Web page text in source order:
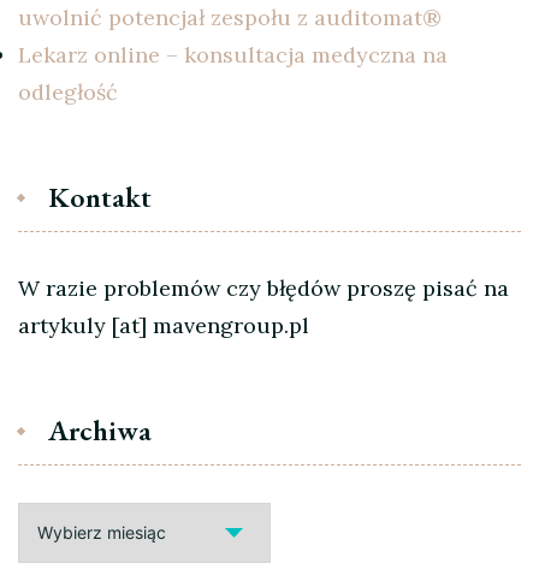
uwolnić potencjał zespołu z auditomat®
Lekarz online – konsultacja medyczna na
odległość
Kontakt
W razie problemów czy błędów proszę pisać na
artykuly [at] mavengroup.pl
Archiwa